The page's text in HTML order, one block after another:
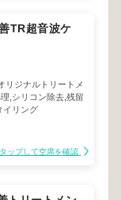
TR超音波ケ
リジナルトリートメ
,シリコン除去,残留
イリング
タップして空席を確認